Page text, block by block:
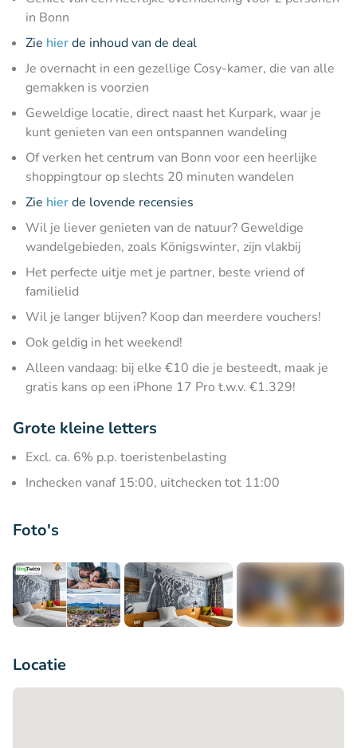
in Bonn
Zie hierde inhoud van de deal
Je overnacht in een gezellige Cosy-kamer, die van alle
gemakken is voorzien
Geweldige locatie, direct naast het Kurpark, waar je
kunt genieten van een ontspannen wandeling
Of verken het centrum van Bonn voor een heerlijke
shoppingtour op slechts 20 minuten wandelen
Zie hierde lovende recensies
Wil je liever genieten van de natuur? Geweldige
wandelgebieden, zoals Königswinter, zijn vlakbij
Het perfecte uitje met je partner, beste vriend of
familielid
Wil je langer blijven? Koop dan meerdere vouchers!
Ook geldig in het weekend!
Alleen vandaag: bij elke €10 die je besteedt, maak je
gratis kans op een iPhone 17 Pro t.w.v. €1.329!
Grote kleine letters
Excl. ca. 6% p.p. toeristenbelasting
Inchecken vanaf 15:00, uitchecken tot 11:00
Foto's
Locatie